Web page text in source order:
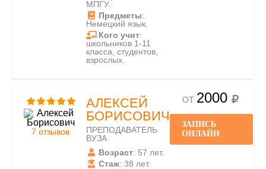
МПГУ.
Предметы:
Немецкий язык.
Кого учит:
школьников 1-11
класса, студентов,
взрослых.
7 отзывов
АЛЕКСЕЙ
БОРИСОВИЧ
ПРЕПОДАВАТЕЛЬ
ВУЗА
Возраст: 57 лет.
Стаж: 38 лет.
ОТ 2000
ЗАПИСЬ
ОНЛАЙН